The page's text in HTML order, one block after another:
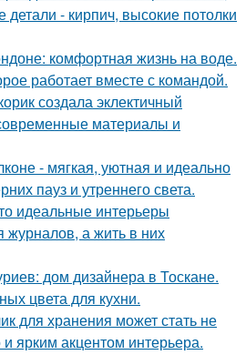
детали - кирпич, высокие потолки
комфортная жизнь на воде.
работает вместе с командой.
создала эклектичный
материалы и
- мягкая, уютная и идеально
пауз и утреннего света.
идеальные интерьеры
журналов, а жить в них
дом дизайнера в Тоскане.
цвета для кухни.
для хранения может стать не
ярким акцентом интерьера.